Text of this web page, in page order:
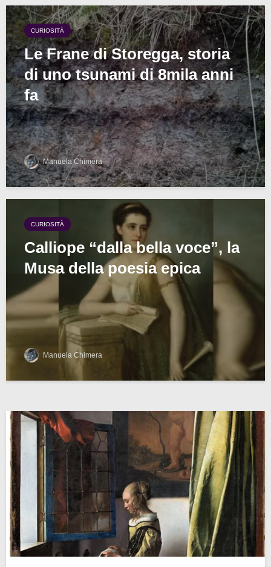
CURIOSITÀ
Le Frane di Storegga, storia
di uno tsunami di 8mila anni
fa
Manuela Chimera
CURIOSITÀ
Calliope “dalla bella voce”, la
Musa della poesia epica
Manuela Chimera